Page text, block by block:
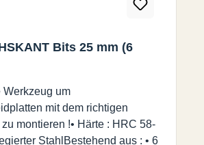
Bits 25 mm (6
Werkzeug um
mit dem richtigen
montieren !• Härte : HRC 58-
StahlBestehend aus : • 6